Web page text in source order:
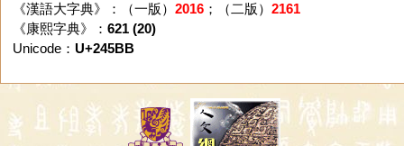
《漢語大字典》：（一版） 2016；（二版） 2161
《康熙字典》： 621 (20)
Unicode： U+245BB